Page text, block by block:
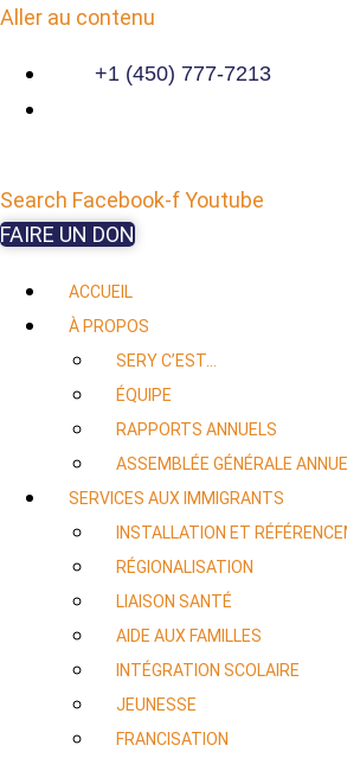
Aller au contenu
+1 (450) 777-7213
Search Facebook-fYoutube
FAIRE UN DON
ACCUEIL
À PROPOS
SERY C’EST…
ÉQUIPE
RAPPORTS ANNUELS
ASSEMBLÉE GÉNÉRALE
SERVICES AUX IMMIGRANTS
INSTALLATION ET
RÉGIONALISATION
LIAISON SANTÉ
AIDE AUX FAMILLES
INTÉGRATION SCOLAIRE
JEUNESSE
FRANCISATION